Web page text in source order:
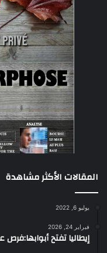
المقالات الأكثر مشاهدة
يوليو 6, 2022
فبراير 24, 2026
إيطاليا تفتح